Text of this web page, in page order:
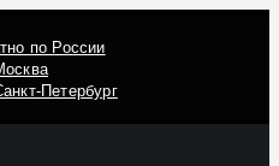
по России
Петербург